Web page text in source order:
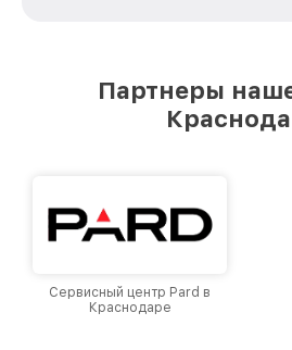
лучшим сервисным центром
Краснодаре, постоянно
Партнеры
Сервисный центр Pard в
Краснодаре